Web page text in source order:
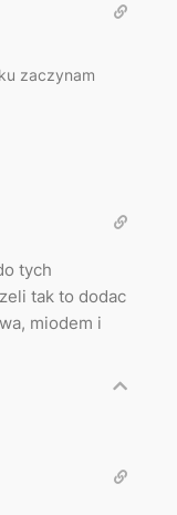
zaczynam
tych
tak to dodac
miodem i